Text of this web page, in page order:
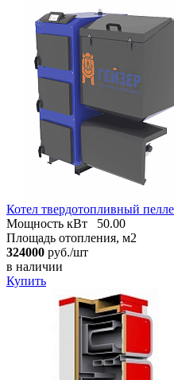
Котел твердотопливный
Мощность кВт
50.00
Площадь отопления, м2
324000 руб./шт
в наличии
Купить